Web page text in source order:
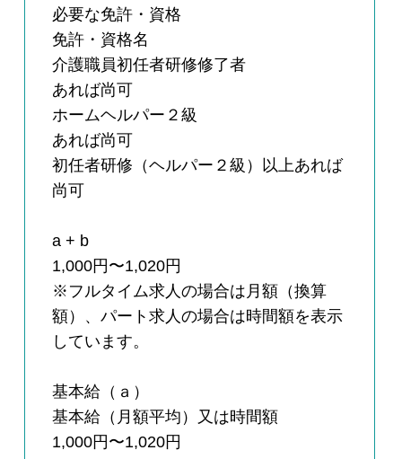
必要な免許・資格
免許・資格名
介護職員初任者研修修了者
あれば尚可
ホームヘルパー２級
あれば尚可
初任者研修（ヘルパー２級）以上あれば
尚可
a + b
1,000円〜1,020円
※フルタイム求人の場合は月額（換算
額）、パート求人の場合は時間額を表示
しています。
基本給（ａ）
基本給（月額平均）又は時間額
1,000円〜1,020円